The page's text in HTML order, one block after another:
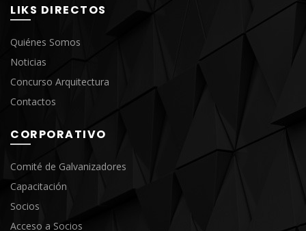
LIKS DIRECTOS
Quiénes Somos
Noticias
Concurso Arquitectura
Contactos
CORPORATIVO
Comité de Galvanizadores
Capacitación
Socios
Acceso a Socios